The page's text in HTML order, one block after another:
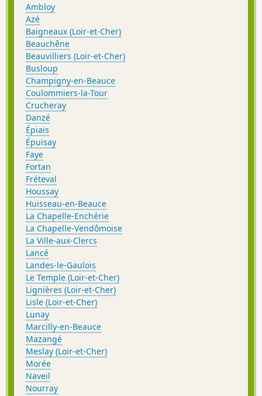
Ambloy
Azé
Baigneaux (Loir-et-Cher)
Beauchêne
Beauvilliers (Loir-et-Cher)
Busloup
Champigny-en-Beauce
Coulommiers-la-Tour
Crucheray
Danzé
Épiais
Épuisay
Faye
Fortan
Fréteval
Houssay
Huisseau-en-Beauce
La Chapelle-Enchérie
La Chapelle-Vendômoise
La Ville-aux-Clercs
Lancé
Landes-le-Gaulois
Le Temple (Loir-et-Cher)
Lignières (Loir-et-Cher)
Lisle (Loir-et-Cher)
Lunay
Marcilly-en-Beauce
Mazangé
Meslay (Loir-et-Cher)
Morée
Naveil
Nourray